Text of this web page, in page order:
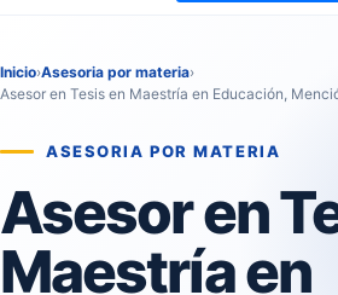
Inicio›Asesoria por materia›
Asesor en Tesis en Maestría en Educación,
ASESORIA POR MATERIA
Asesor en
Maestría en